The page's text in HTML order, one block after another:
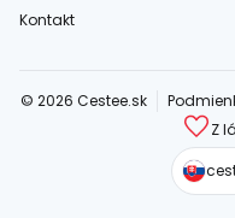
Kontakt
© 2026 Cestee.sk
Z